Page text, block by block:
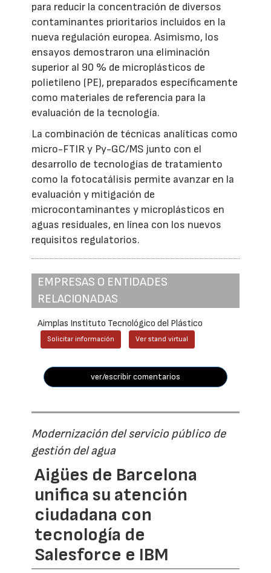
para reducir la concentración de diversos
contaminantes prioritarios incluidos en la
nueva regulación europea. Asimismo, los
ensayos demostraron una eliminación
superior al 90 % de microplásticos de
polietileno (PE), preparados específicamente
como materiales de referencia para la
evaluación de la tecnología.
La combinación de técnicas analíticas como
micro-FTIR y Py-GC/MS junto con el
desarrollo de tecnologías de tratamiento
como la fotocatálisis permite avanzar en la
evaluación y mitigación de
microcontaminantes y microplásticos en
aguas residuales, en línea con los nuevos
requisitos regulatorios.
EMPRESAS O ENTIDADES
RELACIONADAS
Aimplas Instituto Tecnológico del Plástico
Solicitar información Ver stand virtual
ver/escribir comentarios
Modernización del servicio público de
gestión del agua
Aigües de Barcelona
unifica su atención
ciudadana con
tecnología de
Salesforce e IBM